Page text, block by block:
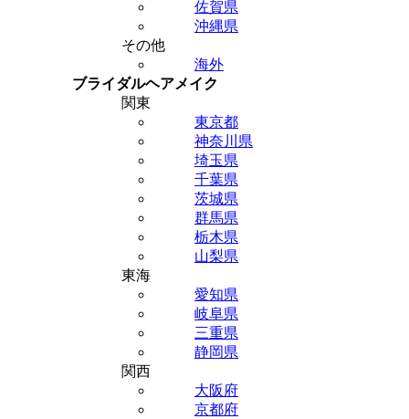
佐賀県
沖縄県
その他
海外
ブライダルヘアメイク
関東
東京都
神奈川県
埼玉県
千葉県
茨城県
群馬県
栃木県
山梨県
東海
愛知県
岐阜県
三重県
静岡県
関西
大阪府
京都府